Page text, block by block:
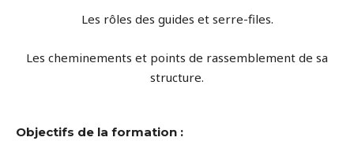
Les rôles des guides et serre-files.
Les cheminements et points de rassemblement de sa
structure.
Objectifs de la formation :